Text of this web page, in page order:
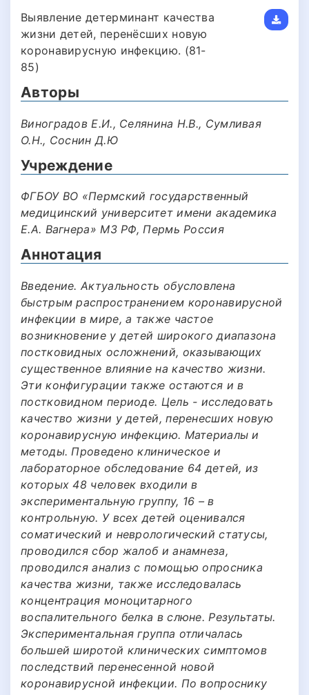
Выявление детерминант качества
жизни детей, перенёсших новую
коронавирусную инфекцию. (81-
85)
Авторы
Виноградов Е.И., Селянина Н.В., Сумливая
О.Н., Соснин Д.Ю
Учреждение
ФГБОУ ВО «Пермский государственный
медицинский университет имени академика
Е.А. Вагнера» МЗ РФ, Пермь Россия
Аннотация
Введение. Актуальность обусловлена
быстрым распространением коронавирусной
инфекции в мире, а также частое
возникновение у детей широкого диапазона
постковидных осложнений, оказывающих
существенное влияние на качество жизни.
Эти конфигурации также остаются и в
постковидном периоде. Цель - исследовать
качество жизни у детей, перенесших новую
коронавирусную инфекцию. Материалы и
методы. Проведено клиническое и
лабораторное обследование 64 детей, из
которых 48 человек входили в
экспериментальную группу, 16 – в
контрольную. У всех детей оценивался
соматический и неврологический статусы,
проводился сбор жалоб и анамнеза,
проводился анализ с помощью опросника
качества жизни, также исследовалась
концентрация моноцитарного
воспалительного белка в слюне. Результаты.
Экспериментальная группа отличалась
большей широтой клинических симптомов
последствий перенесенной новой
коронавирусной инфекции. По вопроснику